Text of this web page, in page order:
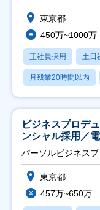
東京都
450万~1000万
正社員採用 土日
月残業20時間以内
ビジネスプロデ
ンシャル採用／
ト推進】
パーソルビジネス
東京都
457万~650万